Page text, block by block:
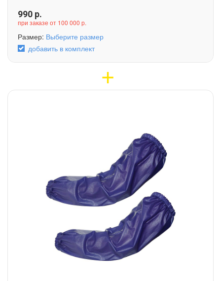
990 р.
при заказе от 100 000 р.
Размер: Выберите размер
добавить в комплект